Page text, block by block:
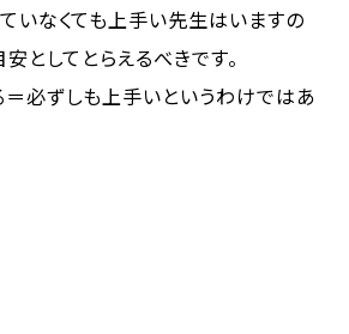
いなくても上手い先生はいますの
としてとらえるべきです。
必ずしも上手いというわけではあ